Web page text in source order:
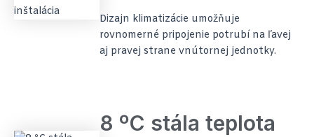
Dizajn klimatizácie umožňuje
rovnomerné pripojenie potrubí na ľavej
aj pravej strane vnútornej jednotky.
8 ºC stála teplota